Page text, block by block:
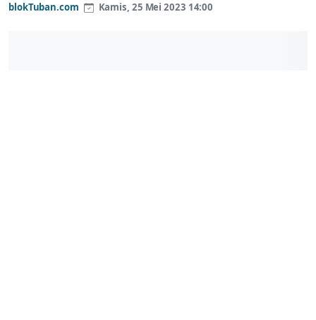
blokTuban.com Kamis, 25 Mei 2023 14:00